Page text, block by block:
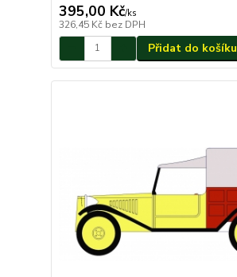
395,00 Kč/ks
326,45 Kč bez DPH
Přidat do košíku